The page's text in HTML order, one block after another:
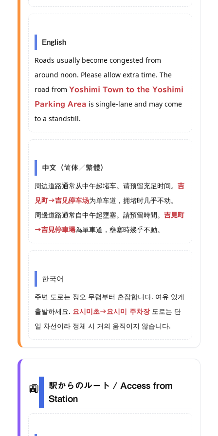
English
Roads usually become congested from
around noon. Please allow extra time. The
road from Yoshimi Town to the Yoshimi
Parking Area is single-lane and may come
to a standstill.
中文（简体／繁體）
周边道路通常从中午起堵车。请预留充足时间。 吉
见町→吉见停车场为单车道，拥堵时几乎不动。
周邊道路通常自中午起壅塞。請預留時間。
吉見町
→吉見停車場為單車道，壅塞時幾乎不動。
한국어
주변 도로는 정오 무렵부터 혼잡합니다. 여유 있게
출발하세요. 요시미초→요시미 주차장도로는 단
일 차선이라 정체 시 거의 움직이지 않습니다.
🚉
駅からのルート / Access from
Station